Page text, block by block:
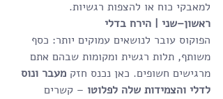
למאבקי כוח או להצפות רגשיות.
ראשון–שני | הירח בדלי
הפוקוס עובר לנושאים עמוקים יותר: כסף
משותף, תלות רגשית ומקומות שבהם אתם
מרגישים חשופים. כאן נכנס חזק מעבר ונוס
לדלי והצמידות שלה לפלוטו – קשרים